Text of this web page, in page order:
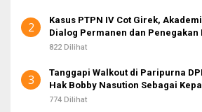
2
Kasus PTPN IV Cot Girek,
Dialog Permanen dan Penegakan
822 Dilihat
3
Tanggapi Walkout di Paripurna
Hak Bobby Nasution Sebagai
774 Dilihat